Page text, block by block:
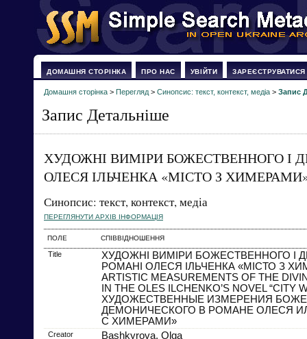
ДОМАШНЯ СТОРІНКА ПРО НАС УВІЙТИ ЗАРЕЄСТРУВАТИСЯ
Домашня сторінка > Перегляд > Синопсис: текст, контекст, медіа > Запис
Запис Детальніше
ХУДОЖНІ ВИМІРИ БОЖЕСТВЕННОГО І
ОЛЕСЯ ІЛЬЧЕНКА «МІСТО З
Синопсис: текст, контекст, медіа
ПЕРЕГЛЯНУТИ АРХІВ ІНФОРМАЦІЯ
ПОЛЕ СПІВВІДНОШЕННЯ
Title
ХУДОЖНІ ВИМІРИ БОЖЕСТВЕННОГО І
РОМАНІ ОЛЕСЯ ІЛЬЧЕНКА «МІСТО З
ARTISTIC MEASUREMENTS OF THE
IN THE OLES ILCHENKO’S NOVEL “CITY
ХУДОЖЕСТВЕННЫЕ ИЗМЕРЕНИЯ
ДЕМОНИЧЕСКОГО В РОМАНЕ ОЛЕСЯ
С ХИМЕРАМИ»
Creator
Bashkyrova, Olga